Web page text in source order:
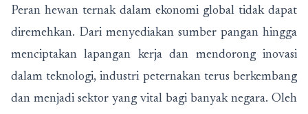
Peran hewan ternak dalam ekonomi global tidak dapat
diremehkan. Dari menyediakan sumber pangan hingga
menciptakan lapangan kerja dan mendorong inovasi
dalam teknologi, industri peternakan terus berkembang
dan menjadi sektor yang vital bagi banyak negara. Oleh